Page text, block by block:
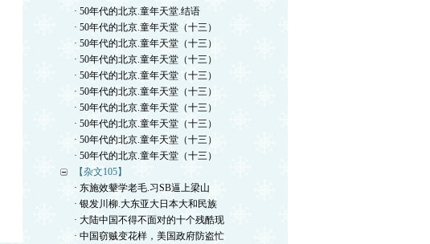
· 50年代的北京.童年天堂.结语
· 50年代的北京.童年天堂（十三）
· 50年代的北京.童年天堂（十三）
· 50年代的北京.童年天堂（十三）
· 50年代的北京.童年天堂（十三）
· 50年代的北京.童年天堂（十三）
· 50年代的北京.童年天堂（十三）
· 50年代的北京.童年天堂（十三）
· 50年代的北京.童年天堂（十三）
· 50年代的北京.童年天堂（十三）
【杂文105】
· 东施效颦学老毛.习SB逼上梁山
· 银发川柳.大东亚大日本大和民族
· 大陆中国不得不面对的十个残酷现
· 中国窃贼变花样，美国政府防盗忙